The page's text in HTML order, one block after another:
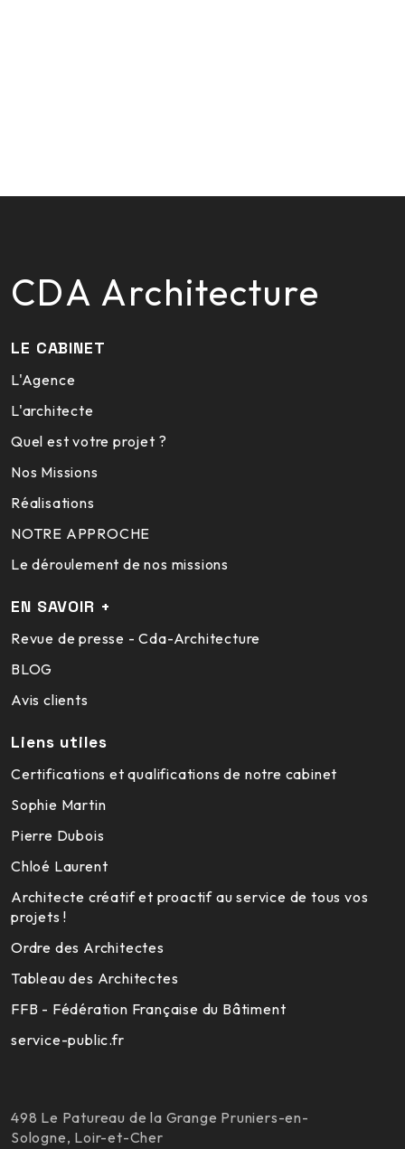
CDA Architecture
LE CABINET
L'Agence
L'architecte
Quel est votre projet ?
Nos Missions
Réalisations
NOTRE APPROCHE
Le déroulement de nos missions
EN SAVOIR +
Revue de presse - Cda-Architecture
BLOG
Avis clients
Liens utiles
Certifications et qualifications de notre cabinet
Sophie Martin
Pierre Dubois
Chloé Laurent
Architecte créatif et proactif au service de tous vos
projets !
Ordre des Architectes
Tableau des Architectes
FFB - Fédération Française du Bâtiment
service-public.fr
498 Le Patureau de la Grange Pruniers-en-
Sologne, Loir-et-Cher